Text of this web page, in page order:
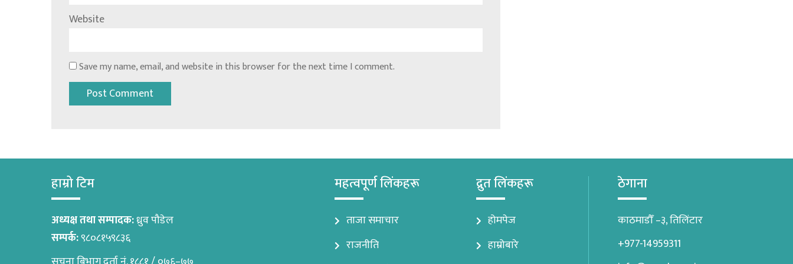
Website
Save my name, email, and website in this browser for the next time I comment.
हाम्रो टिम
अध्यक्ष तथा सम्पादक:ध्रुव पौडेल
सम्पर्क:९८०८१५९८३६
महत्वपूर्ण लिंकहरू
ताजा समाचार
राजनीति
द्रुत लिंकहरू
होमपेज
हाम्रोबारे
ठेगाना
काठमाडौँ –३, तिलिंटार
+977-14959311